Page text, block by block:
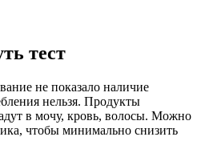
тест
не показало наличие
нельзя. Продукты
в мочу, кровь, волосы. Можно
чтобы минимально снизить